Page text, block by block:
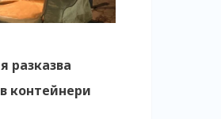
разказва
контейнери